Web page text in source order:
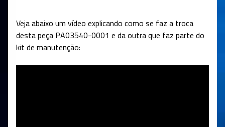
Veja abaixo um vídeo explicando como se faz a troca
desta peça PA03540-0001 e da outra que faz parte do
kit de manutenção: